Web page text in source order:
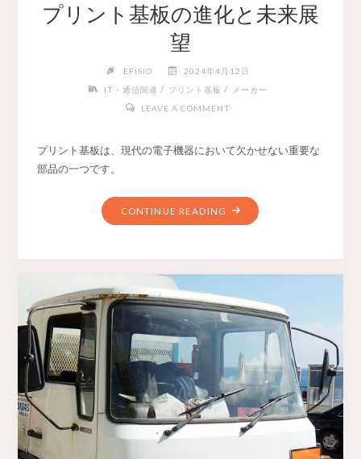
プリント基板の進化と未来展
望
EFISIO
2024年4月12日
IT・通信関連 / プリント基板 /
メーカー
LEAVE A COMMENT
プリント基板は、現代の電子機器において欠かせない重要な
部品の一つです。
CONTINUE READING